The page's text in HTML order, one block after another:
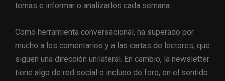
temas e informar o analizarlos cada semana.
Como herramienta conversacional, ha superado por
mucho a los comentarios y a las cartas de lectores, que
siguen una dirección unilateral. En cambio, la newsletter
tiene algo de red social o incluso de foro, en el sentido